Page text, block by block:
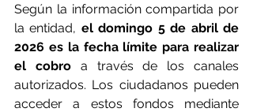
Según la información compartida por
la entidad, el domingo 5 de abril de
2026 es la fecha límite para realizar
el cobro a través de los canales
autorizados. Los ciudadanos pueden
acceder a estos fondos mediante